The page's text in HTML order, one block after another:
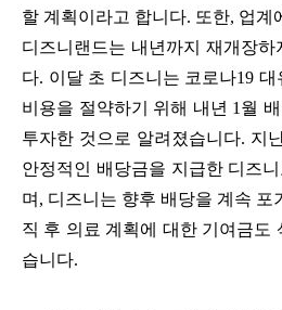
할 계획이라고 합니다. 또한, 업계
디즈니랜드는 내년까지 재개장하
다. 이달 초 디즈니는 코로나19
비용을 절약하기 위해 내년 1월
투자한 것으로 알려졌습니다. 지
안정적인 배당금을 지급한 디즈
며, 디즈니는 향후 배당을 계속 포
직 후 의료 계획에 대한 기여금도
습니다.